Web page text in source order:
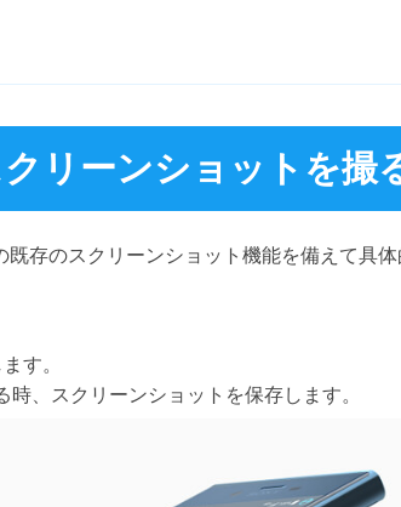
リーンショットを撮
存のスクリーンショット機能を備えて具
す。
、スクリーンショットを保存します。